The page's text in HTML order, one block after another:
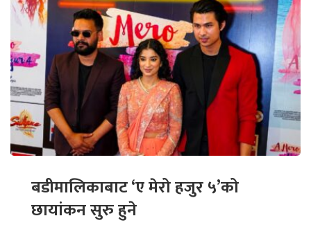
बडीमालिकाबाट ‘ए मेरो हजुर ५’को
छायांकन सुरु हुने